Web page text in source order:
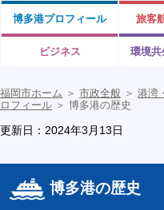
博多港プロフィール 旅客
ビジネス 環境共
福岡市ホーム ＞ 市政全般 ＞ 港湾
ロフィール ＞ 博多港の歴史
更新日：2024年3月13日
博多港の歴史